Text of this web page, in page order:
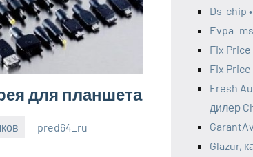
для планшета
pred64_ru
Ds-chip
Fix Price
Fix Price
Fresh
дилер
Glazur,